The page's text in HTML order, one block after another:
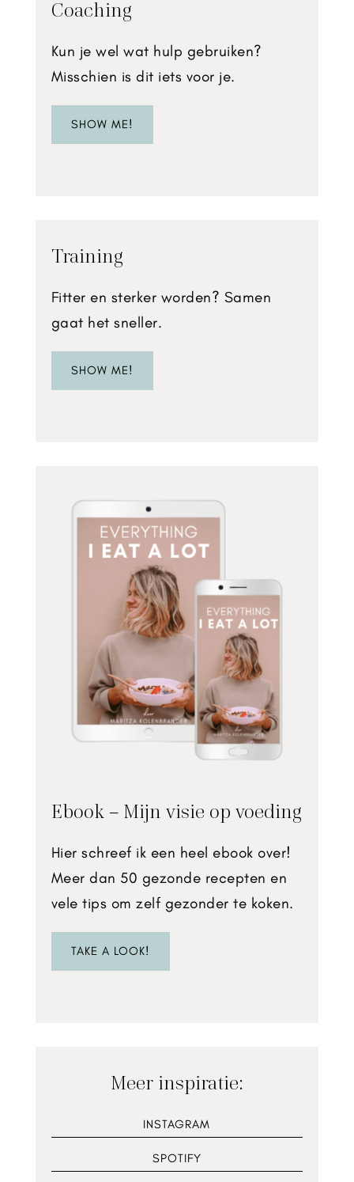
Coaching
Kun je wel wat hulp gebruiken?
Misschien is dit iets voor je.
SHOW ME!
Training
Fitter en sterker worden? Samen
gaat het sneller.
SHOW ME!
Ebook – Mijn visie op voeding
Hier schreef ik een heel ebook over!
Meer dan 50 gezonde recepten en
vele tips om zelf gezonder te koken.
TAKE A LOOK!
Meer inspiratie:
INSTAGRAM
SPOTIFY